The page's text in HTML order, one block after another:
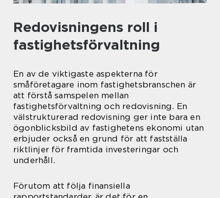
Redovisningens roll i
fastighetsförvaltning
En av de viktigaste aspekterna för
småföretagare inom fastighetsbranschen är
att förstå samspelen mellan
fastighetsförvaltning och redovisning. En
välstrukturerad redovisning ger inte bara en
ögonblicksbild av fastighetens ekonomi utan
erbjuder också en grund för att fastställa
riktlinjer för framtida investeringar och
underhåll.
Förutom att följa finansiella